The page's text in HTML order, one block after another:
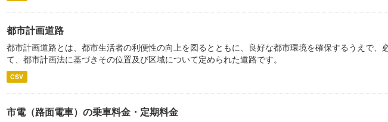
都市計画道路
都市計画道路とは、都市生活者の利便性の向上を図るとともに、良好な都市環境を確保するうえで、
て、都市計画法に基づきその位置及び区域について定められた道路です。
CSV
市電（路面電車）の乗車料金・定期料金